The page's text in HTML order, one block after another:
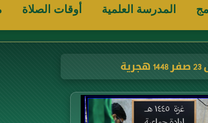
المدرسة العلمية أوقات الصلاة